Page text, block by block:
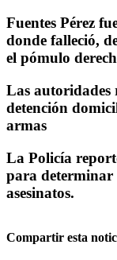
Fuentes Pérez
donde falleció,
el pómulo
Las autoridades
detención
armas
La Policía
para determinar
asesinatos.
Compartir esta